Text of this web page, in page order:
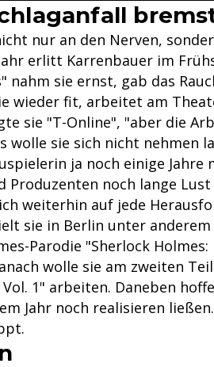
nur an den Nerven,
erlitt Karrenbauer im
nahm sie ernst, gab das
wieder fit, arbeitet am
sie "T-Online", "aber die
wolle sie sich nicht nehmen
ja noch einige
Produzenten noch lange
weiterhin auf jede
sie in Berlin unter
Parodie "Sherlock
wolle sie am zweiten
1" arbeiten. Daneben
Jahr noch realisieren